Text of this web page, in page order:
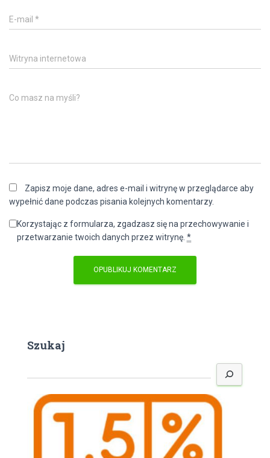
E-mail *
Witryna internetowa
Co masz na myśli?
Zapisz moje dane, adres e-mail i witrynę w przeglądarce aby
wypełnić dane podczas pisania kolejnych komentarzy.
Korzystając z formularza, zgadzasz się na przechowywanie i
przetwarzanie twoich danych przez witrynę. *
Szukaj
z